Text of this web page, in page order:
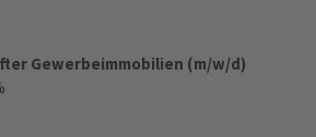
Gewerbeimmobilien (m/w/d)